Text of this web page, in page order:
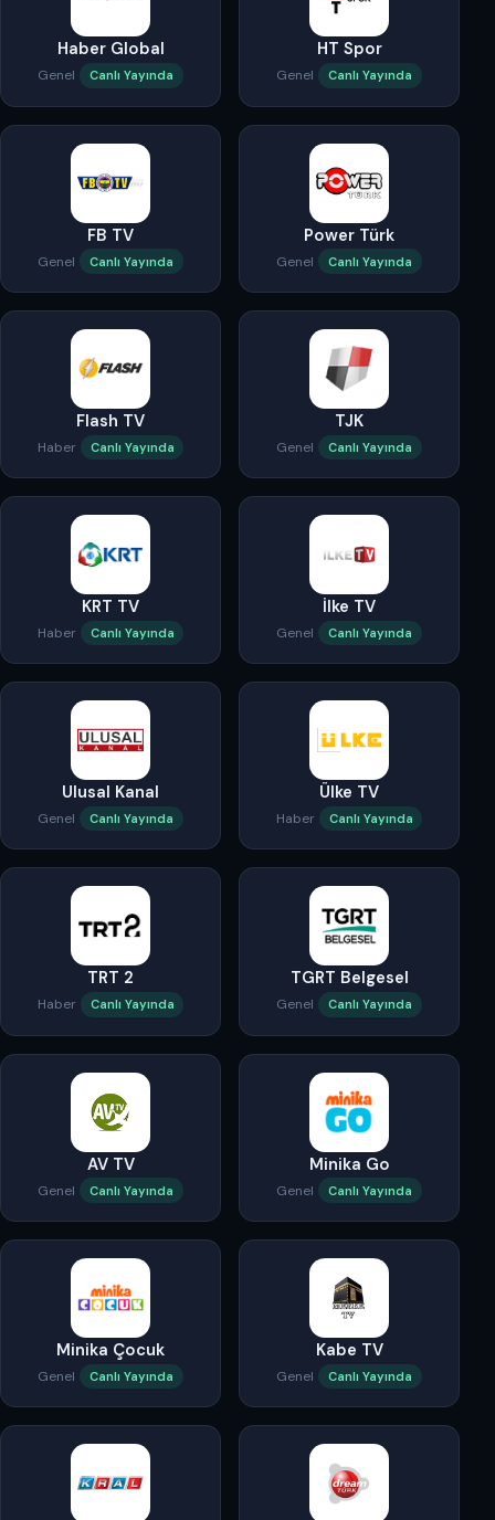
Haber Global
Genel Canlı Yayında
HT Spor
Genel Canlı Yayında
FB TV
Genel Canlı Yayında
Power Türk
Genel Canlı Yayında
Flash TV
Haber Canlı Yayında
TJK
Genel Canlı Yayında
KRT TV
Haber Canlı Yayında
İlke TV
Genel Canlı Yayında
Ulusal Kanal
Genel Canlı Yayında
Ülke TV
Haber Canlı Yayında
TRT 2
Haber Canlı Yayında
TGRT Belgesel
Genel Canlı Yayında
AV TV
Genel Canlı Yayında
Minika Go
Genel Canlı Yayında
Minika Çocuk
Genel Canlı Yayında
Kabe TV
Genel Canlı Yayında